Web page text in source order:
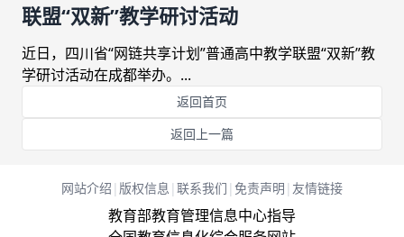
联盟“双新”教学研讨活动
近日，四川省“网链共享计划”普通高中教学联盟“双新”教
学研讨活动在成都举办。...
返回首页
返回上一篇
网站介绍 | 版权信息 | 联系我们 | 免责声明 | 友情链接
教育部教育管理信息中心指导